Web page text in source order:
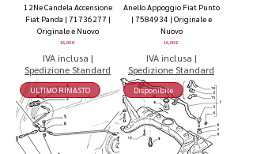
12Ne Candela Accensione
Fiat Panda | 71736277 |
Originale e Nuovo
Prezzo
16,00 €
IVA inclusa |
Spedizione Standard
Anello Appoggio Fiat Punto
| 7584934 | Originale e
Nuovo
Prezzo
16,00 €
IVA inclusa |
Spedizione Standard
ULTIMO RIMASTO Disponibile